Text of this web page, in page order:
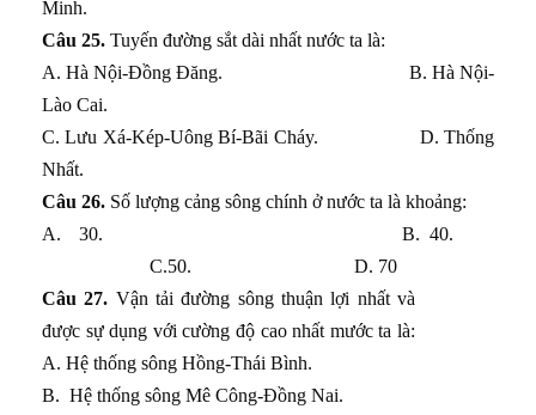
Minh.
Câu 25. Tuyến đường sắt dài nhất nước ta là:
A. Hà Nội-Đồng Đăng. B. Hà Nội-
Lào Cai.
C. Lưu Xá-Kép-Uông Bí-Bãi Cháy. D. Thống
Nhất.
Câu 26. Số lượng cảng sông chính ở nước ta là khoảng:
A.
30. B. 40.
C.50. D. 70
Câu 27. Vận tải đường sông thuận lợi nhất và
được sự dụng với cường độ cao nhất mước ta là:
A. Hệ thống sông Hồng-Thái Bình.
B. Hệ thống sông Mê Công-Đồng Nai.